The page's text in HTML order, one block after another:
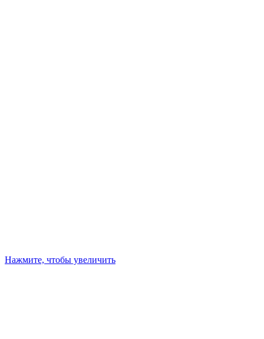
Нажмите, чтобы увеличить